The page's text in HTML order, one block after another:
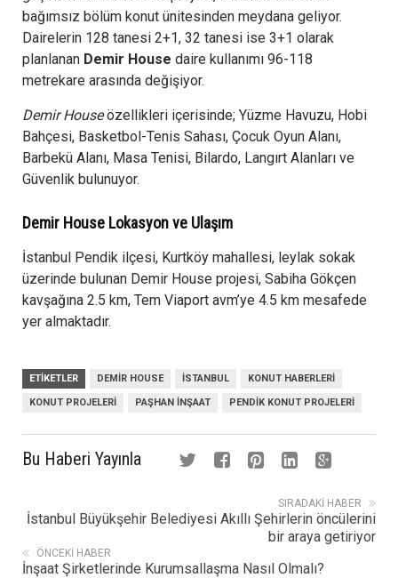
bağımsız bölüm konut ünitesinden meydana geliyor.
Dairelerin 128 tanesi 2+1, 32 tanesi ise 3+1 olarak
planlanan Demir House daire kullanımı 96-118
metrekare arasında değişiyor.
Demir Houseözellikleri içerisinde; Yüzme Havuzu, Hobi
Bahçesi, Basketbol-Tenis Sahası, Çocuk Oyun Alanı,
Barbekü Alanı, Masa Tenisi, Bilardo, Langırt Alanları ve
Güvenlik bulunuyor.
Demir House Lokasyon ve Ulaşım
İstanbul Pendik ilçesi, Kurtköy mahallesi, leylak sokak
üzerinde bulunan Demir House projesi, Sabiha Gökçen
kavşağına 2.5 km, Tem Viaport avm’ye 4.5 km mesafede
yer almaktadır.
ETIKETLER DEMIR HOUSE İSTANBUL KONUT HABERLERI
KONUT PROJELERI PAŞHAN İNŞAAT PENDIK KONUT PROJELERI
Bu Haberi Yayınla
SIRADAKI HABER
İstanbul Büyükşehir Belediyesi Akıllı Şehirlerin öncülerini
bir araya getiriyor
ÖNCEKI HABER
İnşaat Şirketlerinde Kurumsallaşma Nasıl Olmalı?